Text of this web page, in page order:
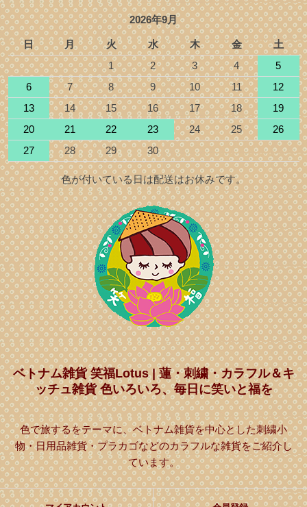
2026年9月
日 月 火 水 木 金
土
1
2 3 4
5
6
7 8 9 10 11
12
13
14 15 16 17 18
19
20
21 22 23 24 25
26
27
28 29 30
色が付いている日は配送はお休みです。
ベトナム雑貨 笑福Lotus | 蓮・刺繍・カラフル＆キ
ッチュ雑貨 色いろいろ、毎日に笑いと福を
色で旅するをテーマに、ベトナム雑貨を中心とした刺繍小
物・日用品雑貨・プラカゴなどのカラフルな雑貨をご紹介し
ています。